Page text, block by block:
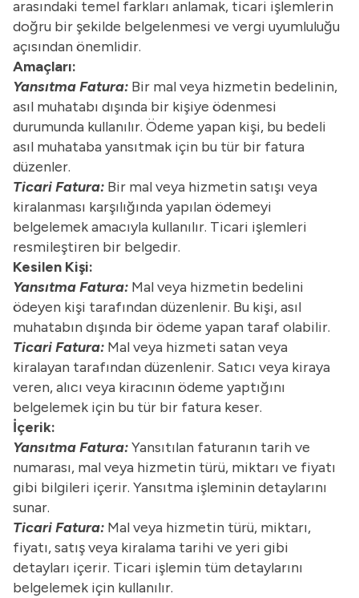
arasındaki temel farkları anlamak, ticari işlemlerin
doğru bir şekilde belgelenmesi ve vergi uyumluluğu
açısından önemlidir.
Amaçları:
Yansıtma Fatura: Bir mal veya hizmetin bedelinin,
asıl muhatabı dışında bir kişiye ödenmesi
durumunda kullanılır. Ödeme yapan kişi, bu bedeli
asıl muhataba yansıtmak için bu tür bir fatura
düzenler.
Ticari Fatura: Bir mal veya hizmetin satışı veya
kiralanması karşılığında yapılan ödemeyi
belgelemek amacıyla kullanılır. Ticari işlemleri
resmileştiren bir belgedir.
Kesilen Kişi:
Yansıtma Fatura: Mal veya hizmetin bedelini
ödeyen kişi tarafından düzenlenir. Bu kişi, asıl
muhatabın dışında bir ödeme yapan taraf olabilir.
Ticari Fatura: Mal veya hizmeti satan veya
kiralayan tarafından düzenlenir. Satıcı veya kiraya
veren, alıcı veya kiracının ödeme yaptığını
belgelemek için bu tür bir fatura keser.
İçerik:
Yansıtma Fatura:Yansıtılan faturanın tarih ve
numarası, mal veya hizmetin türü, miktarı ve fiyatı
gibi bilgileri içerir. Yansıtma işleminin detaylarını
sunar.
Ticari Fatura: Mal veya hizmetin türü, miktarı,
fiyatı, satış veya kiralama tarihi ve yeri gibi
detayları içerir. Ticari işlemin tüm detaylarını
belgelemek için kullanılır.